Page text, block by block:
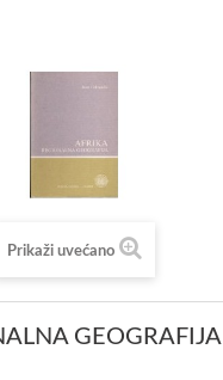
Prikaži uvećano
GEOGRAFIJA